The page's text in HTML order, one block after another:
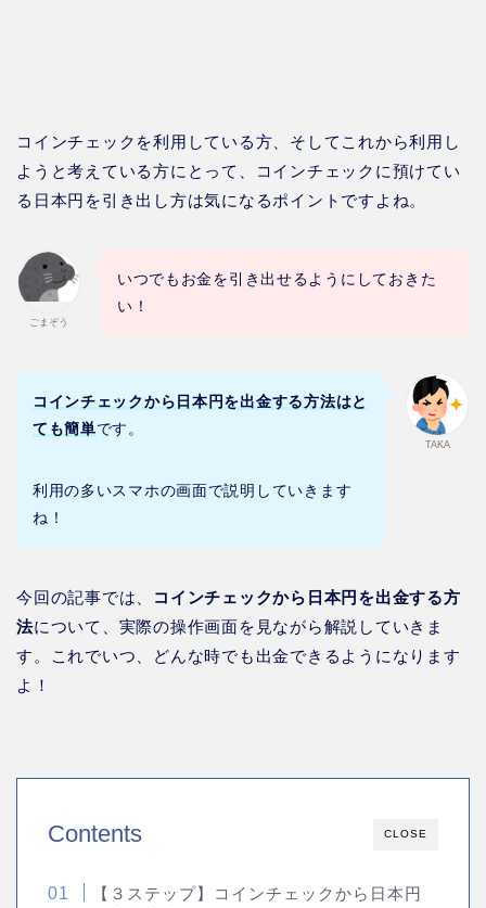
コインチェックを利用している方、そしてこれから利用し
ようと考えている方にとって、コインチェックに預けてい
る日本円を引き出し方は気になるポイントですよね。
ごまぞう
いつでもお金を引き出せるようにしておきた
い！
TAKA
コインチェックから日本円を出金する方法はと
ても簡単です。
利用の多いスマホの画面で説明していきます
ね！
今回の記事では、
コインチェックから日本円を出金する方
法について、実際の操作画面を見ながら解説していきま
す。これでいつ、どんな時でも出金できるようになります
よ！
CLOSE
Contents
【３ステップ】コインチェックから日本円